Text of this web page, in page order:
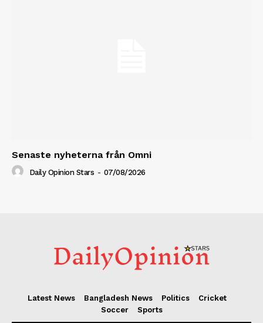
Senaste nyheterna från Omni
Daily Opinion Stars - 07/08/2026
Latest News Bangladesh News Politics
Cricket
Soccer
Sports